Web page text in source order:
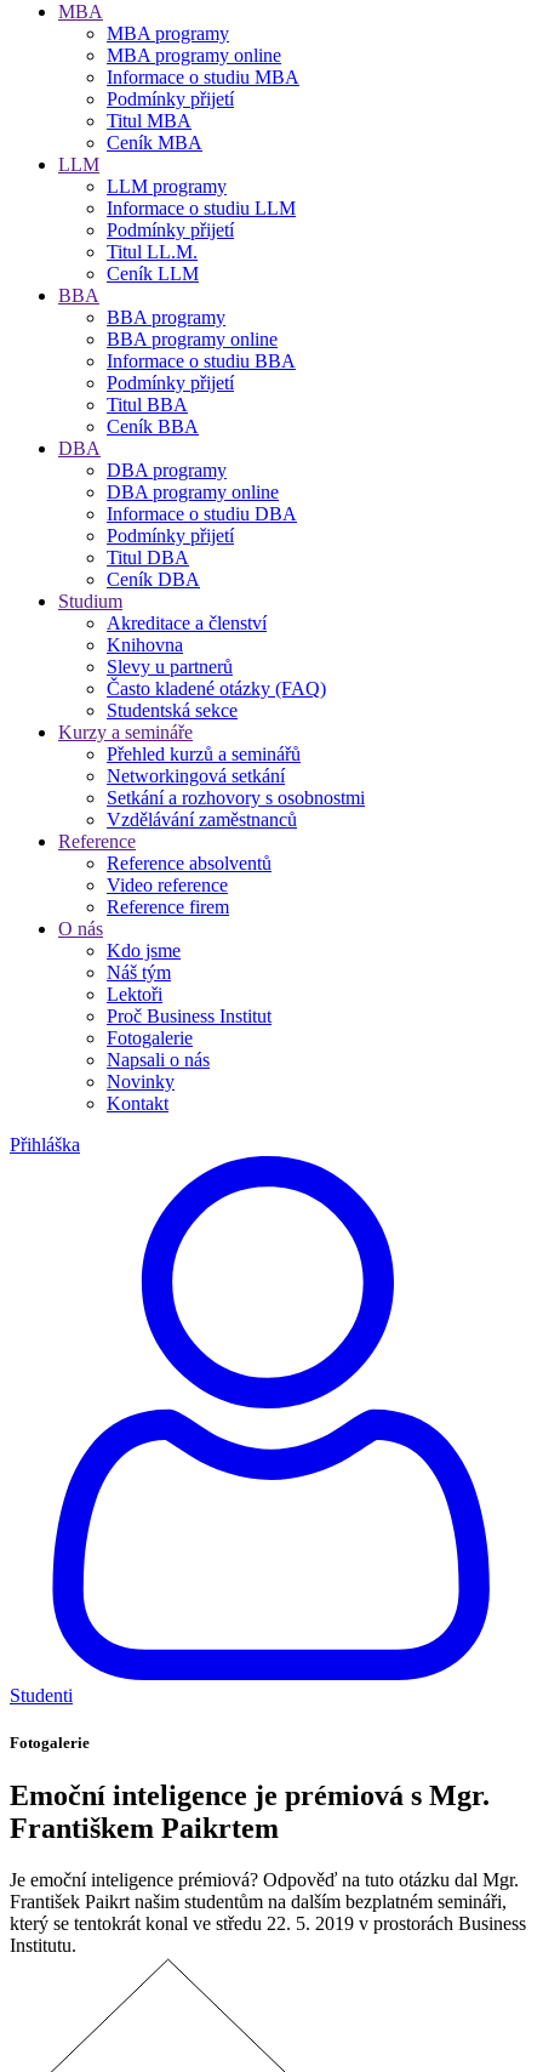
MBA
MBA programy
MBA programy online
Informace o studiu MBA
Podmínky přijetí
Titul MBA
Ceník MBA
LLM
LLM programy
Informace o studiu LLM
Podmínky přijetí
Titul LL.M.
Ceník LLM
BBA
BBA programy
BBA programy online
Informace o studiu BBA
Podmínky přijetí
Titul BBA
Ceník BBA
DBA
DBA programy
DBA programy online
Informace o studiu DBA
Podmínky přijetí
Titul DBA
Ceník DBA
Studium
Akreditace a členství
Knihovna
Slevy u partnerů
Často kladené otázky (FAQ)
Studentská sekce
Kurzy a semináře
Přehled kurzů a seminářů
Networkingová setkání
Setkání a rozhovory s osobnostmi
Vzdělávání zaměstnanců
Reference
Reference absolventů
Video reference
Reference firem
O nás
Kdo jsme
Náš tým
Lektoři
Proč Business Institut
Fotogalerie
Napsali o nás
Novinky
Kontakt
Přihláška
Studenti
Fotogalerie
Emoční inteligence je prémiová s Mgr.
Františkem Paikrtem
Je emoční inteligence prémiová? Odpověď na tuto otázku dal Mgr.
František Paikrt našim studentům na dalším bezplatném semináři,
který se tentokrát konal ve středu 22. 5. 2019 v prostorách Business
Institutu.